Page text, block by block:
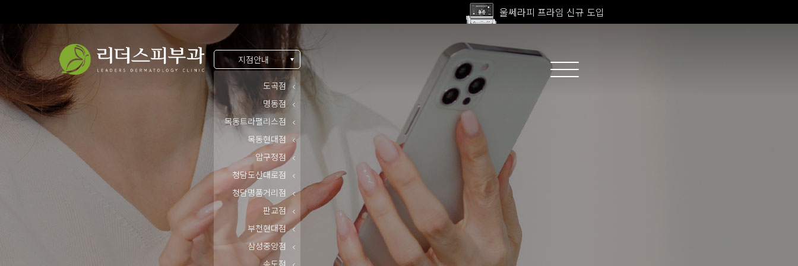
고압산소치료 신규 도입
울쎄라피 프라임 신규 도입
지점안내
도곡점
명동점
목동트라팰리스점
목동현대점
압구정점
청담도산대로점
청담명품거리점
판교점
부천현대점
삼성중앙점
송도점